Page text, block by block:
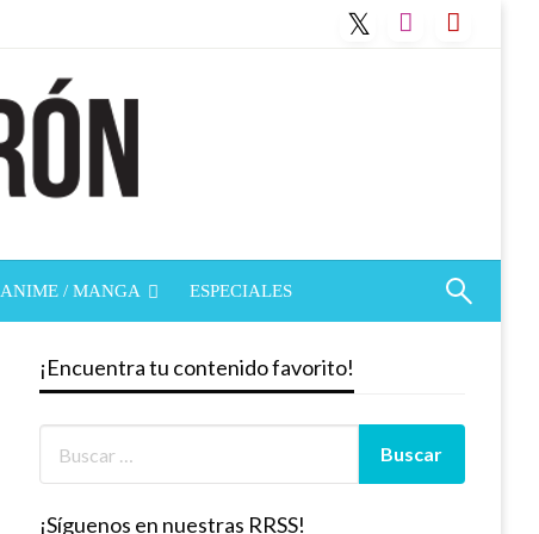
ANIME / MANGA ESPECIALES
¡Encuentra tu contenido favorito!
¡Síguenos en nuestras RRSS!